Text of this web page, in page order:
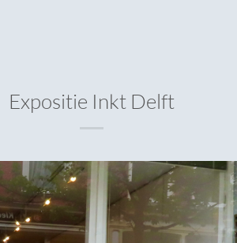
Expositie Inkt Delft